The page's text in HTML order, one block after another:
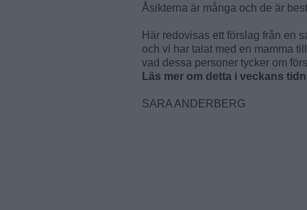
Åsikterna är många och de är
Här redovisas ett förslag från en
och vi har talat med en mamma
vad dessa personer tycker om
Läs mer om detta i veckans
SARA ANDERBERG